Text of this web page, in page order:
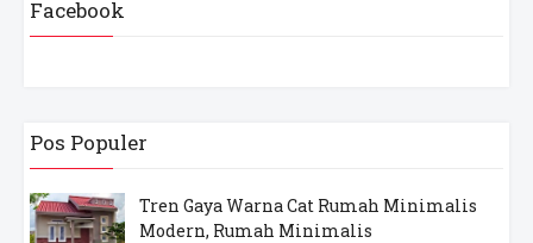
Facebook
Pos Populer
Tren Gaya Warna Cat Rumah Minimalis
Modern, Rumah Minimalis